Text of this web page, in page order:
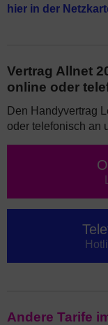
hier in der
Vertrag Allnet
online oder
Den Handyvertrag
oder telefonisch an
Andere Tarife